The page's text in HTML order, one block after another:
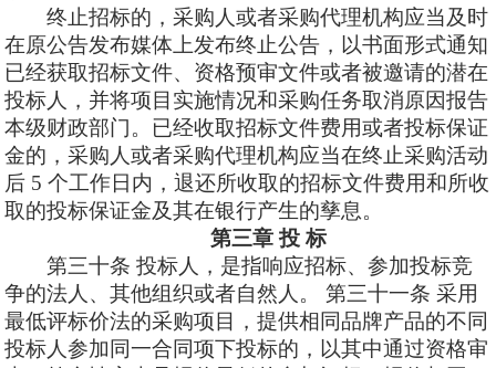
终止招标的，采购人或者采购代理机构应当及时
在原公告发布媒体上发布终止公告，以书面形式通知
已经获取招标文件、资格预审文件或者被邀请的潜在
投标人，并将项目实施情况和采购任务取消原因报告
本级财政部门。已经收取招标文件费用或者投标保证
金的，采购人或者采购代理机构应当在终止采购活动
后 5 个工作日内，退还所收取的招标文件费用和所收
取的投标保证金及其在银行产生的孳息。
第三章 投 标
第三十条 投标人，是指响应招标、参加投标竞
争的法人、其他组织或者自然人。
第三十一条 采用
最低评标价法的采购项目，提供相同品牌产品的不同
投标人参加同一合同项下投标的，以其中通过资格审